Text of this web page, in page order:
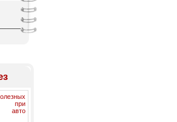
при
авто